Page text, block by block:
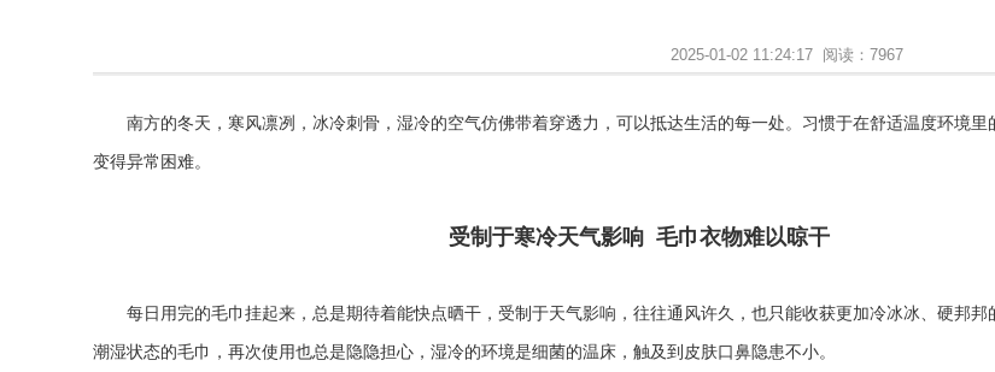
2025-01-02 11:24:17 阅读：7967
南方的冬天，寒风凛冽，冰冷刺骨，湿冷的空气仿佛带着穿透力，可以抵达生活的每一处。习惯于在舒适温度环境里
变得异常困难。
受制于寒冷天气影响 毛巾衣物难以晾干
每日用完的毛巾挂起来，总是期待着能快点晒干，受制于天气影响，往往通风许久，也只能收获更加冷冰冰、硬邦邦
潮湿状态的毛巾，再次使用也总是隐隐担心，湿冷的环境是细菌的温床，触及到皮肤口鼻隐患不小。